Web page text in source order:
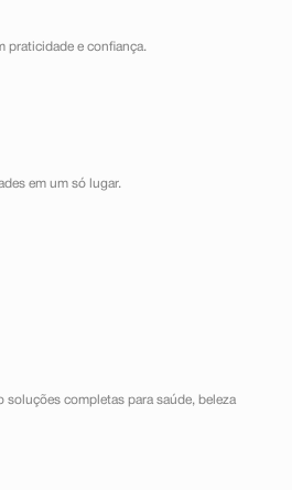
praticidade e confiança.
em um só lugar.
soluções completas para saúde, beleza